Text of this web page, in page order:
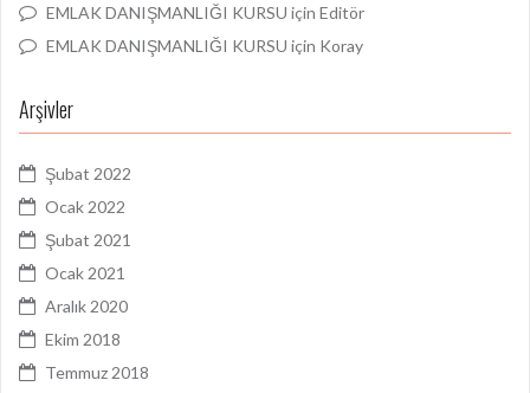
EMLAK DANIŞMANLIĞI KURSU için Editör
EMLAK DANIŞMANLIĞI KURSU için Koray
Arşivler
Şubat 2022
Ocak 2022
Şubat 2021
Ocak 2021
Aralık 2020
Ekim 2018
Temmuz 2018